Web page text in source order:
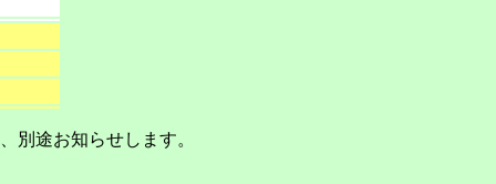
別途お知らせします。